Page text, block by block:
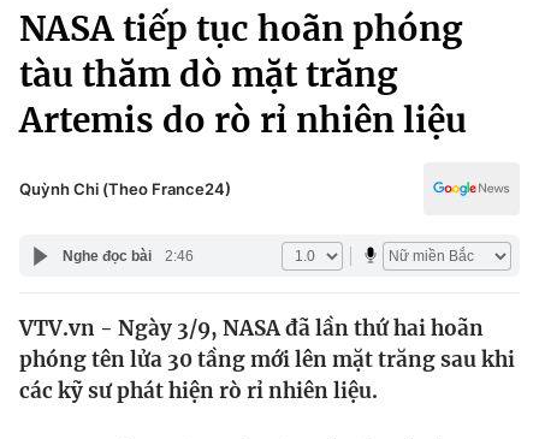
Chuyên mục
Chính trị
Xã hội
Pháp luật
Y tế
Thế giới
Tin tức
Kinh tế
Kinh tế
Thể thao
Truyền hình
Văn hóa - Giải trí
Công nghệ
NASA tiếp tục hoãn phóng
tàu thăm dò mặt trăng
Artemis do rò rỉ nhiên liệu
Quỳnh Chi (Theo France24)
Nghe đọc bài 2:46
VTV.vn - Ngày 3/9, NASA đã lần thứ hai hoãn
phóng tên lửa 30 tầng mới lên mặt trăng sau khi
các kỹ sư phát hiện rò rỉ nhiên liệu.